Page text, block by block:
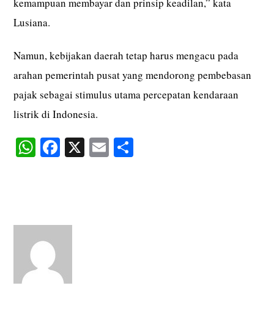
Lusiana.
Namun, kebijakan daerah tetap harus mengacu pada
arahan pemerintah pusat yang mendorong pembebasan
pajak sebagai stimulus utama percepatan kendaraan
listrik di Indonesia.
W
pp
Fa X E